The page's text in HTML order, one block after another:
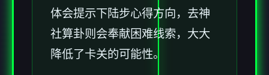
体会提示下陆步心得方向，去神
社算卦则会奉献困难线索，大大
降低了卡关的可能性。